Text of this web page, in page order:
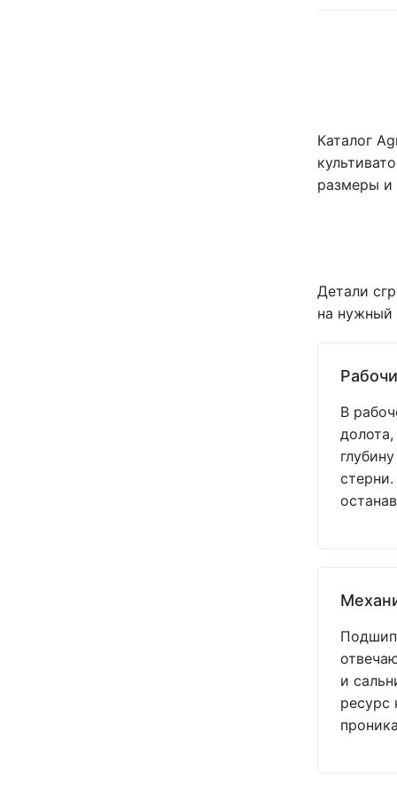
Каталог
размеры и
Детали
на нужный
В
и
ресурс